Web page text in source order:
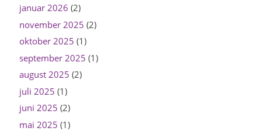
januar 2026 (2)
november 2025 (2)
oktober 2025 (1)
september 2025 (1)
august 2025 (2)
juli 2025 (1)
juni 2025 (2)
mai 2025 (1)